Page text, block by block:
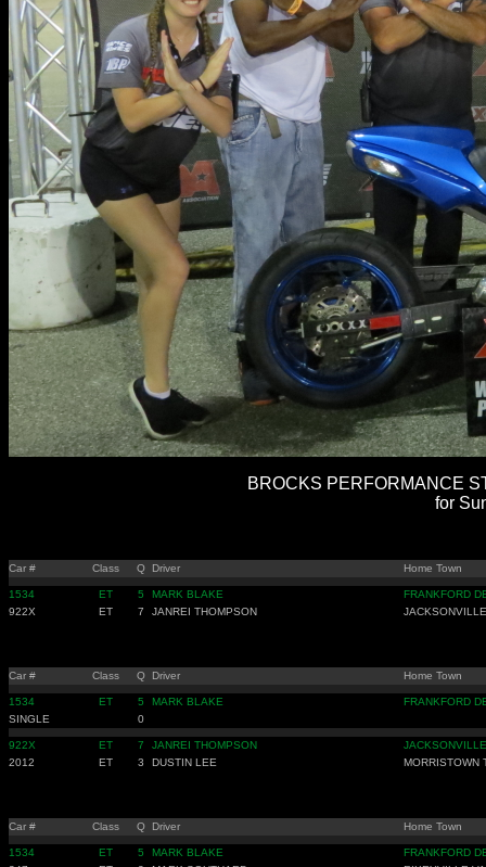
BROCKS PERFORMANCE
for
Car # Class Q Driver Home Town
1534 ET 5 MARK BLAKE
FRANKFORD
922X
ET 7 JANREI THOMPSON
Car # Class Q Driver Home Town
1534 ET 5 MARK BLAKE
FRANKFORD
SINGLE
0
922X ET 7 JANREI THOMPSON
2012
ET 3 DUSTIN LEE MORRISTOWN
Car # Class Q Driver Home Town
1534 ET 5 MARK BLAKE
FRANKFORD